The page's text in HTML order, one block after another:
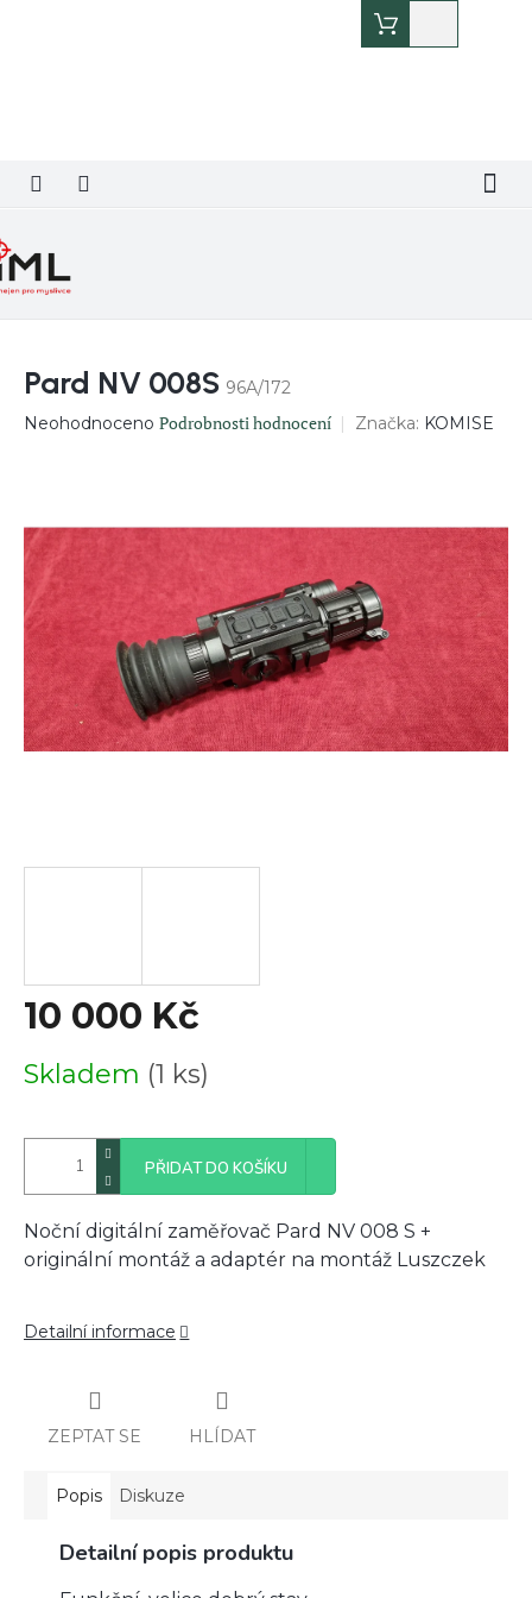
košík
Pard NV 008S 96A/172
Průměrné
z
5
hvězdiček.
Neohodnoceno Podrobnosti hodnocení Značka: KOMISE
10 000 Kč
cena:
Skladem (1 ks)
PŘIDAT DO KOŠÍKU
Noční digitální zaměřovač Pard NV 008 S +
originální montáž a adaptér na montáž Luszczek
Detailní informace
ZEPTAT SE HLÍDAT
Popis Diskuze
Detailní popis produktu